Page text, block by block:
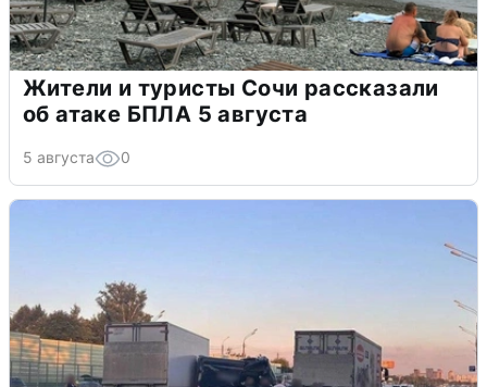
Жители и туристы Сочи рассказали
об атаке БПЛА 5 августа
5 августа 0